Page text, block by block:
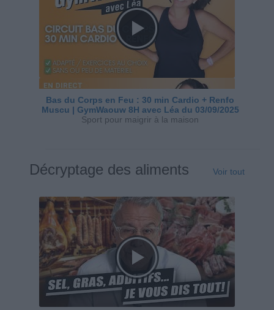
Bas du Corps en Feu : 30 min Cardio + Renfo
Muscu | GymWaouw 8H avec Léa du 03/09/2025
Sport pour maigrir à la maison
Décryptage des aliments Voir tout